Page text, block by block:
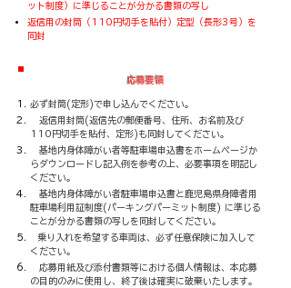
ット制度）に準じることが分かる書類の写し
​返信用の封筒（110円切手を貼付）定型（長形3号）を
同封​
​応募要領
必ず封筒(定形)で申し込んでください。
返信用封筒(返信先の郵便番号、住所、お名前及び
110円切手を貼付、定形)も同封してください。
基地内身体障がい者等駐車場申込書をホームページか
らダウンロードし記入例を参考の上、必要事項を明記し
ください。
基地内身体障がい者駐車場申込書と鹿児島県身障者用
駐車場利用証制度(パーキングパーミット制度) に準じる
ことが分かる書類の写しを同封してください。
乗り入れを希望する車両は、必ず任意保険に加入して
ください。
応募用紙及び添付書類等における個人情報は、本応募
の目的のみに使用し、終了後は確実に破棄いたします。